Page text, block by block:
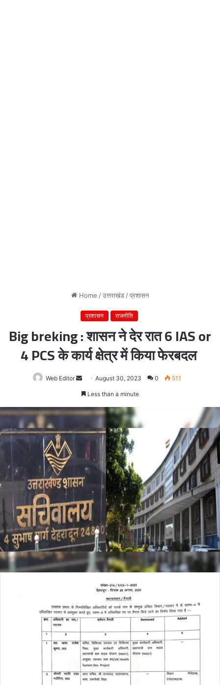
Home /उत्तराखंड /प्रशासन
प्रशासन राजनीति
Big breking : शासन ने देर रात 6 IAS or
4 PCS के कार्य क्षेत्र में किया फेरबदल
Web Editor
Send
an
August 30, 2023 0 511
Less than a minute